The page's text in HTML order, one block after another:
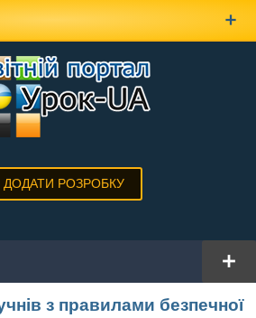
ДОДАТИ РОЗРОБКУ
з правилами безпечної